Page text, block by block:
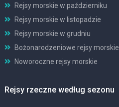
Rejsy morskie w październiku
Rejsy morskie w listopadzie
Rejsy morskie w grudniu
Bożonarodzeniowe rejsy morskie
Noworoczne rejsy morskie
Rejsy rzeczne według sezonu